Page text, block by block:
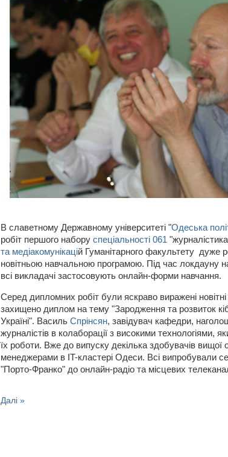
В славетному Державному університеті "Одеська
робіт першого набору спеціальності 061
та медіакомунікацій Гуманітарного факультету дуже
новітньою навчальною програмою. Під час локдауну
всі викладачі застосовують онлайн-форми навчання.
Серед дипломних робіт були яскраво виражені
захищено диплом на тему "Зародження та розвиток
Україні". Василь Спрінсян, завідувач кафедри,
журналістів в колаборації з високими технологіями,
їх роботи. Вже до випуску декілька здобувачів
менеджерами в IT-кластері Одеси. Всі випробували
"Порто-Франко" до онлайн-радіо та місцевих
Далі »